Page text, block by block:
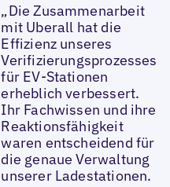
„Die Zusammenarbeit
mit Uberall hat die
Effizienz unseres
Verifizierungsprozesses
für EV-Stationen
erheblich verbessert.
Ihr Fachwissen und ihre
Reaktionsfähigkeit
waren entscheidend für
die genaue Verwaltung
unserer Ladestationen.